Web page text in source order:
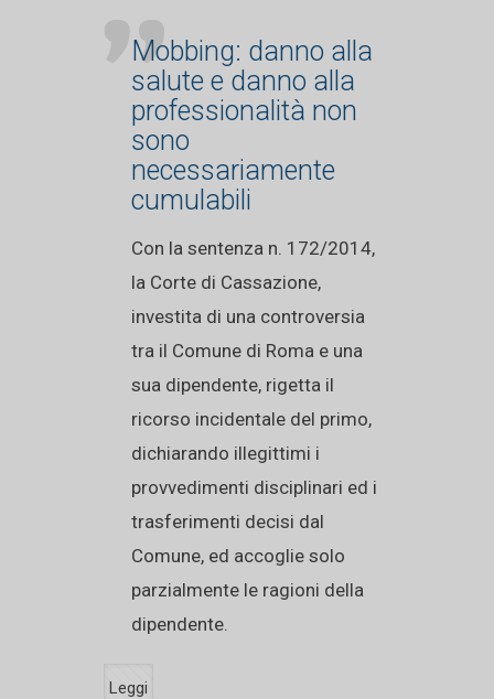
Mobbing: danno alla
salute e danno alla
professionalità non
sono
necessariamente
cumulabili
Con la sentenza n. 172/2014,
la Corte di Cassazione,
investita di una controversia
tra il Comune di Roma e una
sua dipendente, rigetta il
ricorso incidentale del primo,
dichiarando illegittimi i
provvedimenti disciplinari ed i
trasferimenti decisi dal
Comune, ed accoglie solo
parzialmente le ragioni della
dipendente.
Leggi